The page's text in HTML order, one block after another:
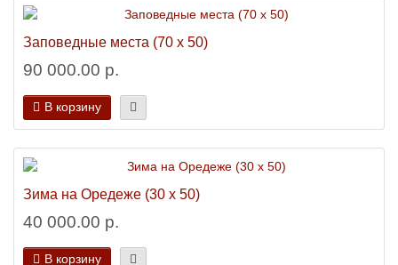
Заповедные места (70 х 50)
90 000.00 р.
В корзину
Зима на Оредеже (30 х 50)
40 000.00 р.
В корзину